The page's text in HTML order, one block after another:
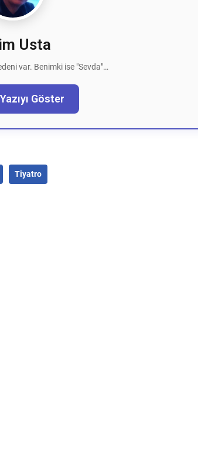
Usta
var. Benimki ise "Sevda"…
Göster
Tiyatro